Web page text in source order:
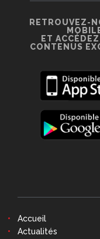
Accueil
Actualités
RETROUVEZ-
ET
CONTENUS